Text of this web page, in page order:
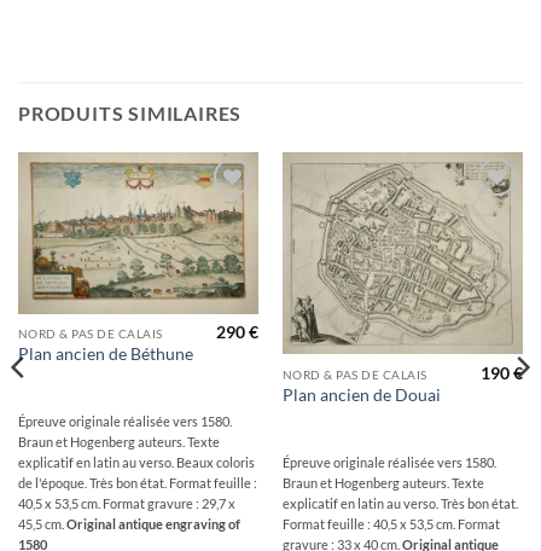
PRODUITS SIMILAIRES
Ajouter
à la
wishlist
NORD & PAS DE CALAIS
Plan ancien de Béthune
290€
Épreuve originale réalisée vers 1580.
Braun et Hogenberg auteurs. Texte
explicatif en latin au verso. Beaux coloris
de l'époque. Très bon état. Format feuille :
40,5 x 53,5 cm. Format gravure : 29,7 x
45,5 cm. Original antique engraving of
1580
Ajouter
à la
wishlist
NORD & PAS DE CALAIS
Plan ancien de Douai
190€
Épreuve originale réalisée vers 1580.
Braun et Hogenberg auteurs. Texte
explicatif en latin au verso. Très bon état.
Format feuille : 40,5 x 53,5 cm. Format
gravure : 33 x 40 cm. Original antique